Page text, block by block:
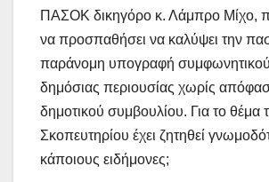
ΠΑΣΟΚ δικηγόρο κ. Λάμπρο Μίχο,
να προσπαθήσει να καλύψει την
παράνομη υπογραφή
δημόσιας περιουσίας χωρίς
δημοτικού συμβουλίου. Για το θέμα
Σκοπευτηρίου έχει ζητηθεί
κάποιους ειδήμονες;